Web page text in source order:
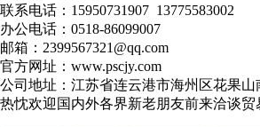
联系电话：15950731907 13775583002
办公电话：0518-86099007
邮箱：2399567321@qq.com
官方网址：www.pscjy.com
公司地址：江苏省连云港市海州区花果
热忱欢迎国内外各界新老朋友前来洽谈